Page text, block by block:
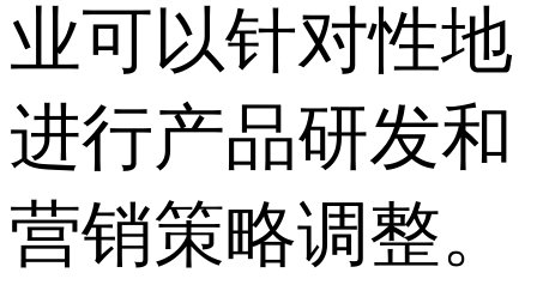
业可以针对性地
进行产品研发和
营销策略调整。